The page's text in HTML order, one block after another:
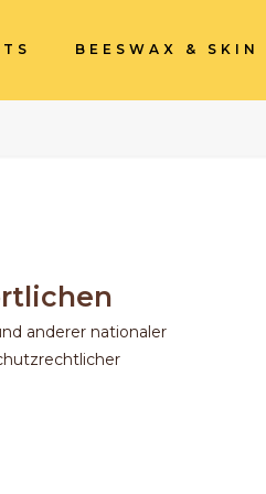
BEESWAX & SKIN
anderer nationaler